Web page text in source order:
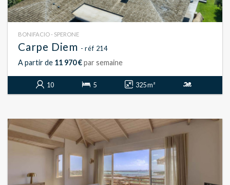
BONIFACIO - SPERONE
Carpe Diem - réf 214
A partir de 11 970 €par semaine
10 5 325 m²